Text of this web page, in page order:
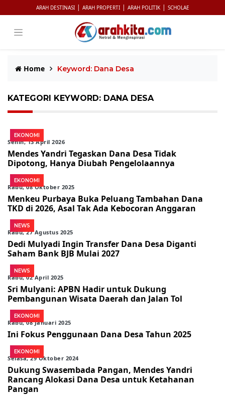
ARAH DESTINASI | ARAH PROPERTI | ARAH POLITIK | SCHOLAE
Home Keyword: Dana Desa
KATEGORI KEYWORD: DANA DESA
EKONOMI
Senin, 13 April 2026
Mendes Yandri Tegaskan Dana Desa Tidak
Dipotong, Hanya Diubah Pengelolaannya
EKONOMI
Rabu, 08 Oktober 2025
Menkeu Purbaya Buka Peluang Tambahan Dana
TKD di 2026, Asal Tak Ada Kebocoran Anggaran
NEWS
Rabu, 27 Agustus 2025
Dedi Mulyadi Ingin Transfer Dana Desa Diganti
Saham Bank BJB Mulai 2027
NEWS
Rabu, 02 April 2025
Sri Mulyani: APBN Hadir untuk Dukung
Pembangunan Wisata Daerah dan Jalan Tol
EKONOMI
Rabu, 08 Januari 2025
Ini Fokus Penggunaan Dana Desa Tahun 2025
EKONOMI
Selasa, 29 Oktober 2024
Dukung Swasembada Pangan, Mendes Yandri
Rancang Alokasi Dana Desa untuk Ketahanan
Pangan